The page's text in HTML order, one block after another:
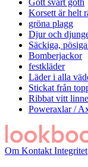
Korsett är helt
gröna plagg
Djur och
Säckiga,
Bomberjackor
festkläder
Läder i alla
Stickat från
Ribbat vitt linne
Poweraxlar /
Om Kontakt Integritet